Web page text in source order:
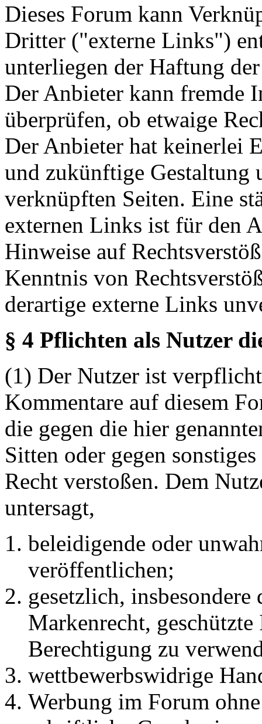
Dieses Forum kann
Dritter ("externe Links")
unterliegen der Haftung
Der Anbieter kann fremde
überprüfen, ob etwaige
Der Anbieter hat keinerlei
und zukünftige Gestaltung
verknüpften Seiten. Eine
externen Links ist für den
Hinweise auf
Kenntnis von
derartige externe Links
§ 4 Pflichten als Nutzer
(1) Der Nutzer ist
Kommentare auf diesem
die gegen die hier
Sitten oder gegen
Recht verstoßen. Dem
untersagt,
beleidigende oder
veröffentlichen;
gesetzlich,
Markenrecht, geschützte
Berechtigung zu
wettbewerbswidrige
Werbung im Forum